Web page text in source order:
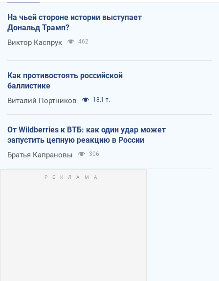
На чьей стороне истории выступает
Дональд Трамп?
Виктор Каспрук 462
Как противостоять российской
баллистике
Виталий Портников 18,1 т.
От Wildberries к ВТБ: как один удар может
запустить цепную реакцию в России
Братья Капрановы 306